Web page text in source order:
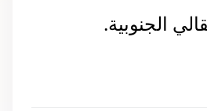
الجنوبية.